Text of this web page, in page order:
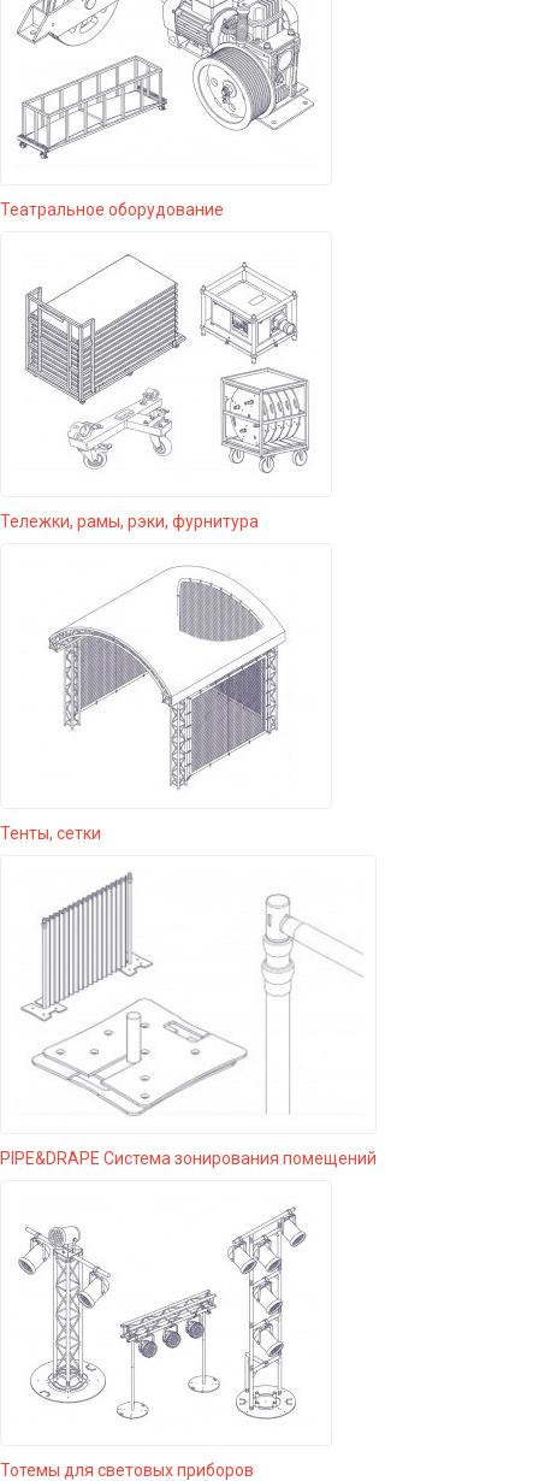
Театральное оборудование
Тележки, рамы, рэки, фурнитура
Тенты, сетки
PIPE&DRAPE Система зонирования помещений
Тотемы для световых приборов